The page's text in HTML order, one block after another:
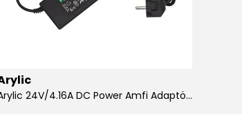
Arylic 24V/4.16A DC Power Amfi Adaptörü